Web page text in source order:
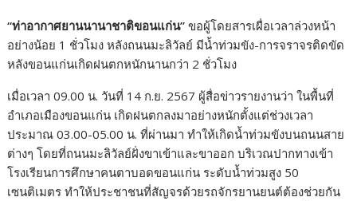
“ท่าอากาศยานนานาชาติขอนแก่น” ขอผู้โดยสารเผื่อเวลาล่วงหน้า
อย่างน้อย 1 ชั่วโมง หลังถนนมะลิวัลย์ มีน้ำท่วมขัง-การจราจรติดขัด
หลังขอนแก่นเกิดฝนตกหนักนานกว่า 2 ชั่วโมง
เมื่อเวลา 09.00 น. วันที่ 14 ก.ย. 2567 ผู้สื่อข่าวรายงานว่า ในพื้นที่
อำเภอเมืองขอนแก่น เกิดฝนตกลงมาอย่างหนักตั้งแต่ช่วงเวลา
ประมาณ 03.00-05.00 น. ที่ผ่านมา ทำให้เกิดน้ำท่วมขังบนถนนสาย
ต่างๆ โดยที่ถนนมะลิวัลย์ฝั่งขาเข้าและขาออก บริเวณปากทางเข้า
โรงเรียนการศึกษาคนตาบอดขอนแก่น ระดับน้ำท่วมสูง 50
เซนติเมตร ทำให้ประชาชนที่สัญจรด้วยรถจักรยานยนต์ต้องช่วยกัน